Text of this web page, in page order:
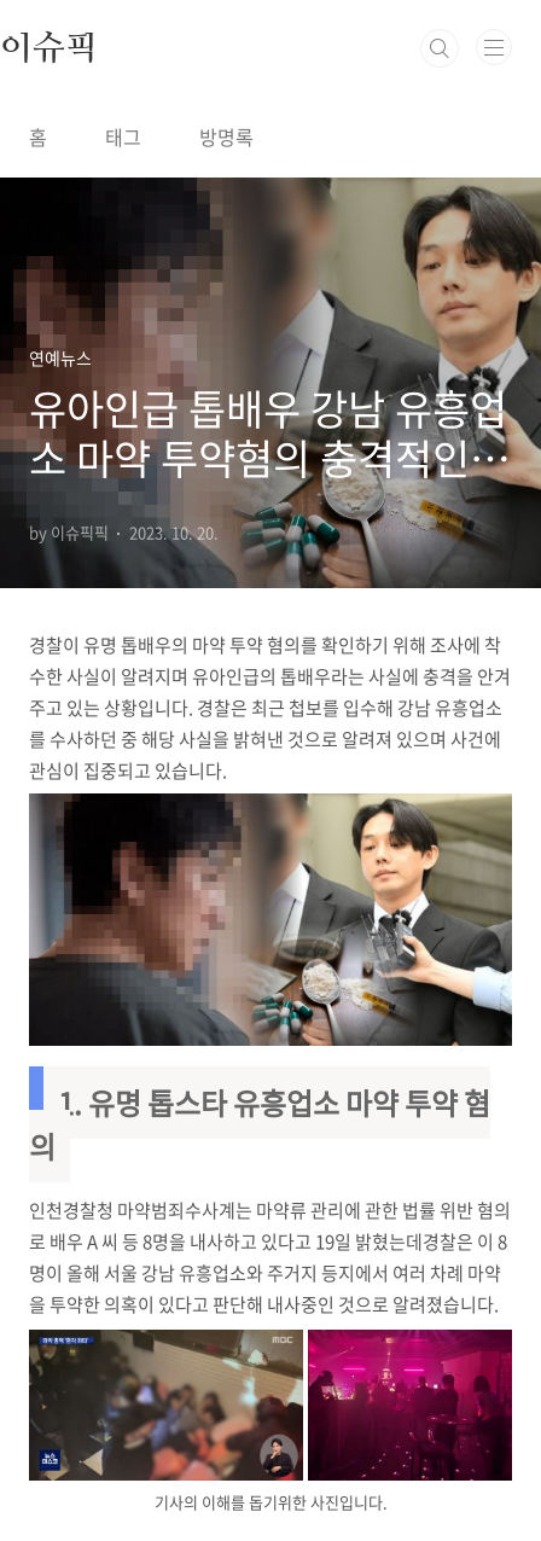
이슈픽
홈 태그 방명록
연예뉴스
유아인급 톱배우 강남 유흥업
소 마약 투약혐의 충격적인
정체는??
by 이슈픽픽 2023. 10. 20.
경찰이 유명 톱배우의 마약 투약 혐의를 확인하기 위해 조사에 착
수한 사실이 알려지며 유아인급의 톱배우라는 사실에 충격을 안겨
주고 있는 상황입니다. 경찰은 최근 첩보를 입수해 강남 유흥업소
를 수사하던 중 해당 사실을 밝혀낸 것으로 알려져 있으며 사건에
관심이 집중되고 있습니다.
1. 유명 톱스타 유흥업소 마약 투약 혐
의
인천경찰청 마약범죄수사계는 마약류 관리에 관한 법률 위반 혐의
로 배우 A 씨 등 8명을 내사하고 있다고 19일 밝혔는데경찰은 이 8
명이 올해 서울 강남 유흥업소와 주거지 등지에서 여러 차례 마약
을 투약한 의혹이 있다고 판단해 내사중인 것으로 알려졌습니다.
기사의 이해를 돕기위한 사진입니다.